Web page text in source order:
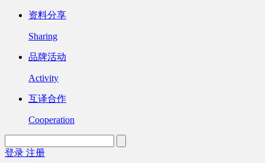
资料分享
Sharing
品牌活动
Activity
互译合作
Cooperation
登录 注册